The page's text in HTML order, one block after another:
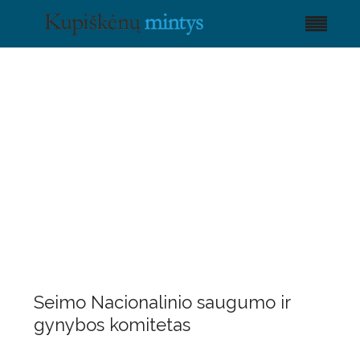
Seimo Nacionalinio saugumo ir
gynybos komitetas